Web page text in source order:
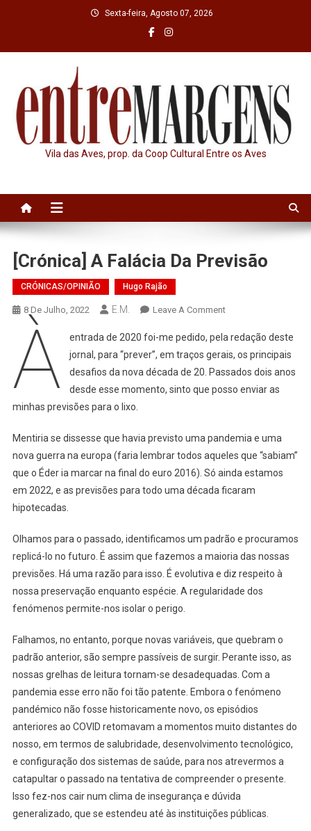
Sexta-feira, Agosto 07, 2026
Vila das Aves, prop. da Coop Cultural Entre os Aves
[Crónica] A Falácia Da Previsão
CRÓNICAS/OPINIÃO Hugo Rajão
8 De Julho, 2022 E.M. Leave A CommentOn
A
Falácia
Da
Previsão
À
entrada de 2020 foi-me pedido, pela redação deste
jornal, para “prever”, em traços gerais, os principais
desafios da nova década de 20. Passados dois anos
desde esse momento, sinto que posso enviar as
minhas previsões para o lixo.
Mentiria se dissesse que havia previsto uma pandemia e uma
nova guerra na europa (faria lembrar todos aqueles que “sabiam”
que o Éder ia marcar na final do euro 2016). Só ainda estamos
em 2022, e as previsões para todo uma década ficaram
hipotecadas.
Olhamos para o passado, identificamos um padrão e procuramos
replicá-lo no futuro. É assim que fazemos a maioria das nossas
previsões. Há uma razão para isso. É evolutiva e diz respeito à
nossa preservação enquanto espécie. A regularidade dos
fenómenos permite-nos isolar o perigo.
Falhamos, no entanto, porque novas variáveis, que quebram o
padrão anterior, são sempre passíveis de surgir. Perante isso, as
nossas grelhas de leitura tornam-se desadequadas. Com a
pandemia esse erro não foi tão patente. Embora o fenómeno
pandémico não fosse historicamente novo, os episódios
anteriores ao COVID retomavam a momentos muito distantes do
nosso, em termos de salubridade, desenvolvimento tecnológico,
e configuração dos sistemas de saúde, para nos atrevermos a
catapultar o passado na tentativa de compreender o presente.
Isso fez-nos cair num clima de insegurança e dúvida
generalizado, que se estendeu até às instituições públicas.